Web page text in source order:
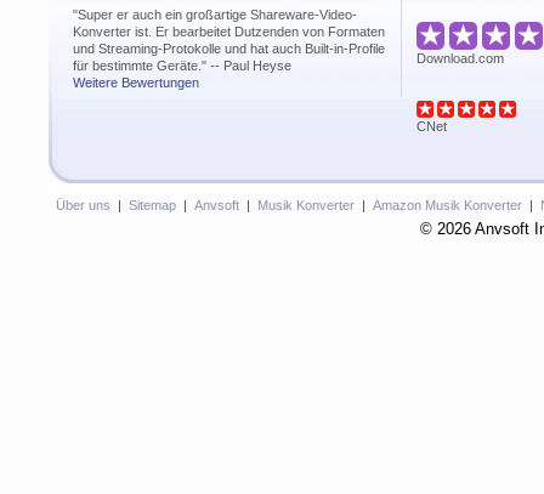
"Super er auch ein großartige Shareware-Video-
Konverter ist. Er bearbeitet Dutzenden von Formaten
und Streaming-Protokolle und hat auch Built-in-Profile
für bestimmte Geräte." -- Paul Heyse
Weitere Bewertungen
Download.com
CNet
Über uns | Sitemap | Anvsoft | Musik Konverter | Amazon Musik Konverter |
© 2026 Anvsoft